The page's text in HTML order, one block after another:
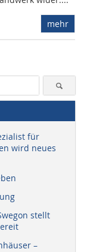
mehr
für
wird neues
stellt
–